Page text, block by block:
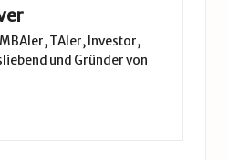
TAler, Investor,
und Gründer von